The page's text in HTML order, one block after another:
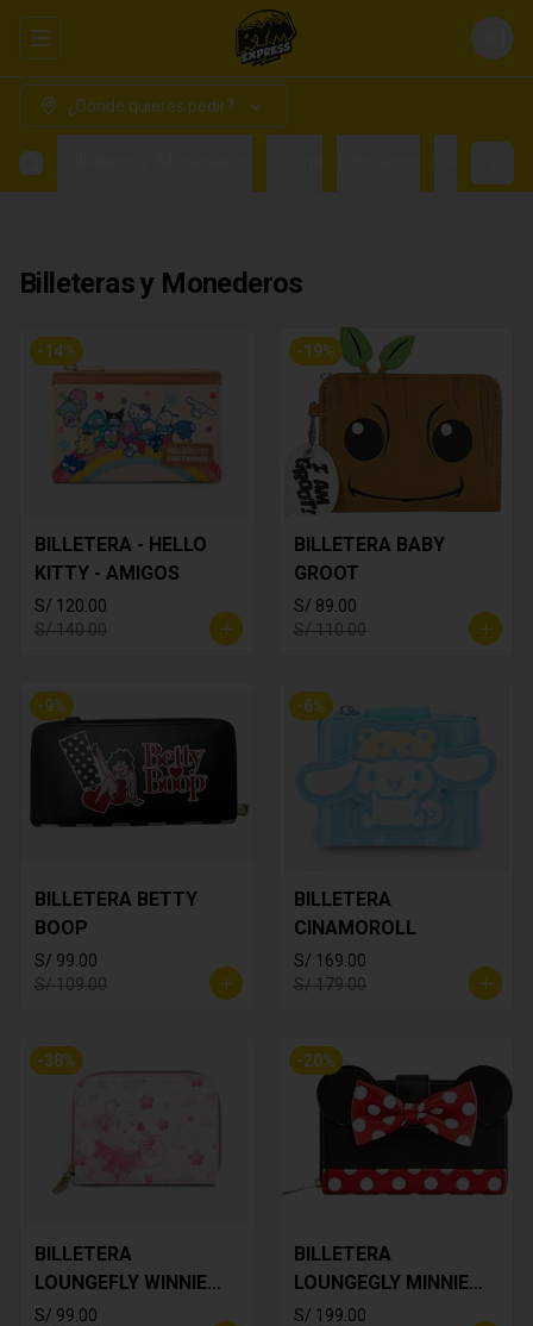
Abrir menu de navegación Login
¿Dónde quieres pedir?
Billeteras y Monederos
-14%
BILLETERA - HELLO
KITTY - AMIGOS
S/ 120.00
S/ 140.00
-19%
BILLETERA BABY
GROOT
S/ 89.00
S/ 110.00
-9%
BILLETERA BETTY
BOOP
S/ 99.00
S/ 109.00
-6%
BILLETERA
CINAMOROLL
S/ 169.00
S/ 179.00
-38%
BILLETERA
LOUNGEFLY WINNIE
THE POOH
S/ 99.00
-20%
BILLETERA
LOUNGEGLY MINNIE
MOUSE
S/ 199.00